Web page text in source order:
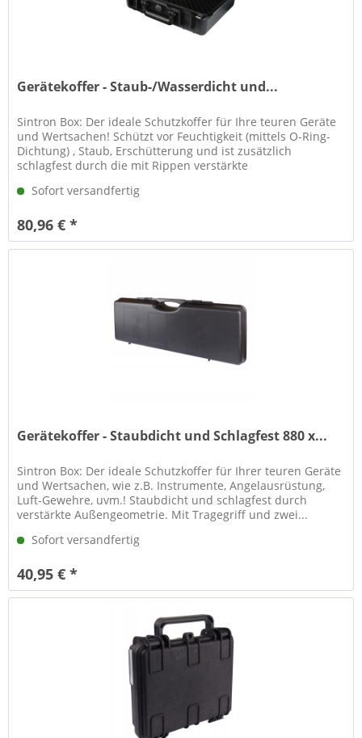
Gerätekoffer - Staub-/Wasserdicht und...
Sintron Box: Der ideale Schutzkoffer für Ihre teuren Geräte
und Wertsachen! Schützt vor Feuchtigkeit (mittels O-Ring-
Dichtung) , Staub, Erschütterung und ist zusätzlich
schlagfest durch die mit Rippen verstärkte
Sofort versandfertig
80,96 € *
Gerätekoffer - Staubdicht und Schlagfest 880 x...
Sintron Box: Der ideale Schutzkoffer für Ihrer teuren Geräte
und Wertsachen, wie z.B. Instrumente, Angelausrüstung,
Luft-Gewehre, uvm.! Staubdicht und schlagfest durch
verstärkte Außengeometrie. Mit Tragegriff und zwei...
Sofort versandfertig
40,95 € *